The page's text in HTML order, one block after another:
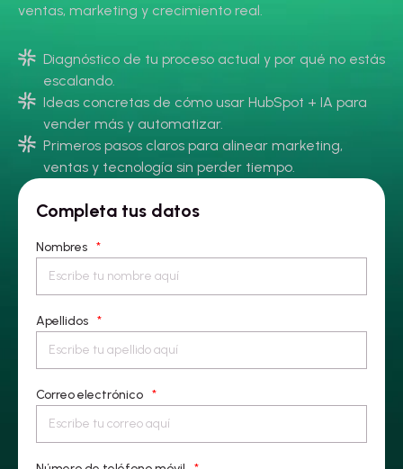
ventas, marketing y crecimiento real.
Diagnóstico de tu proceso actual y por qué no estás
escalando.
Ideas concretas de cómo usar HubSpot + IA para
vender más y automatizar.
Primeros pasos claros para alinear marketing,
ventas y tecnología sin perder tiempo.
Completa tus datos
Nombres *
Apellidos *
Correo electrónico *